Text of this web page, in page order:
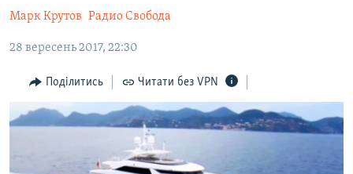
основної
навігації
Перейти
пошуку
БЛОГИ
ПОГЛЯД
ІНТЕРВ'Ю
ВСЕ ЗА ДЕНЬ
ДЕПОРТАЦІЯ
ЯК ОБІЙТИ БЛОКУВАННЯ
Марк Крутов Радио Свобода
28 вересень 2017, 22:30
Поділитись Читати без VPN